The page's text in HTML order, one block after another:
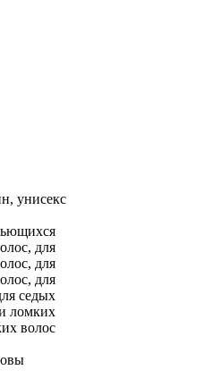
унисекс
для
для
для
седых
ломких
волос